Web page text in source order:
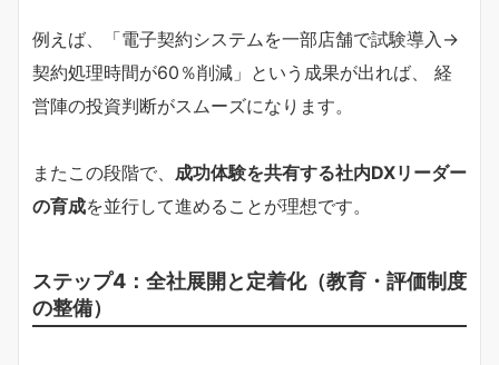
例えば、「電子契約システムを一部店舗で試験導入→
契約処理時間が60％削減」という成果が出れば、 経
営陣の投資判断がスムーズになります。
またこの段階で、 成功体験を共有する社内DXリーダー
の育成を並行して進めることが理想です。
ステップ4：全社展開と定着化（教育・評価制度
の整備）